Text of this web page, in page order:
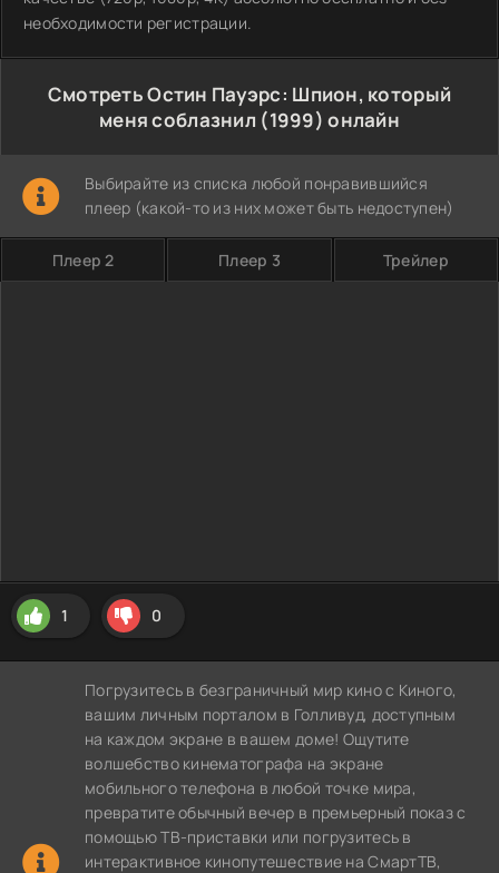
необходимости регистрации.
Смотреть Остин Пауэрс: Шпион, который
меня соблазнил (1999) онлайн
Выбирайте из списка любой понравившийся
плеер (какой-то из них может быть недоступен)
Плеер 2 Плеер 3 Трейлер
1 0
Погрузитесь в безграничный мир кино с Киного,
вашим личным порталом в Голливуд, доступным
на каждом экране в вашем доме! Ощутите
волшебство кинематографа на экране
мобильного телефона в любой точке мира,
превратите обычный вечер в премьерный показ с
помощью ТВ-приставки или погрузитесь в
интерактивное кинопутешествие на СмартТВ,